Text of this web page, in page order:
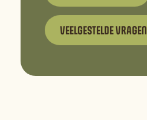
VEELGESTELDE VRAGEN